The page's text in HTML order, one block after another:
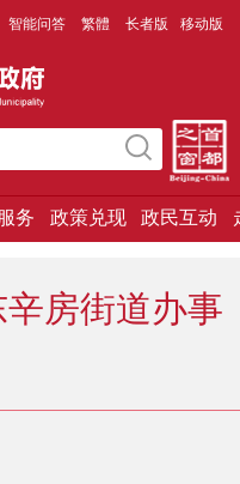
智能问答 繁體 长者版 移动版
务 政策兑现 政民互动
房街道办事